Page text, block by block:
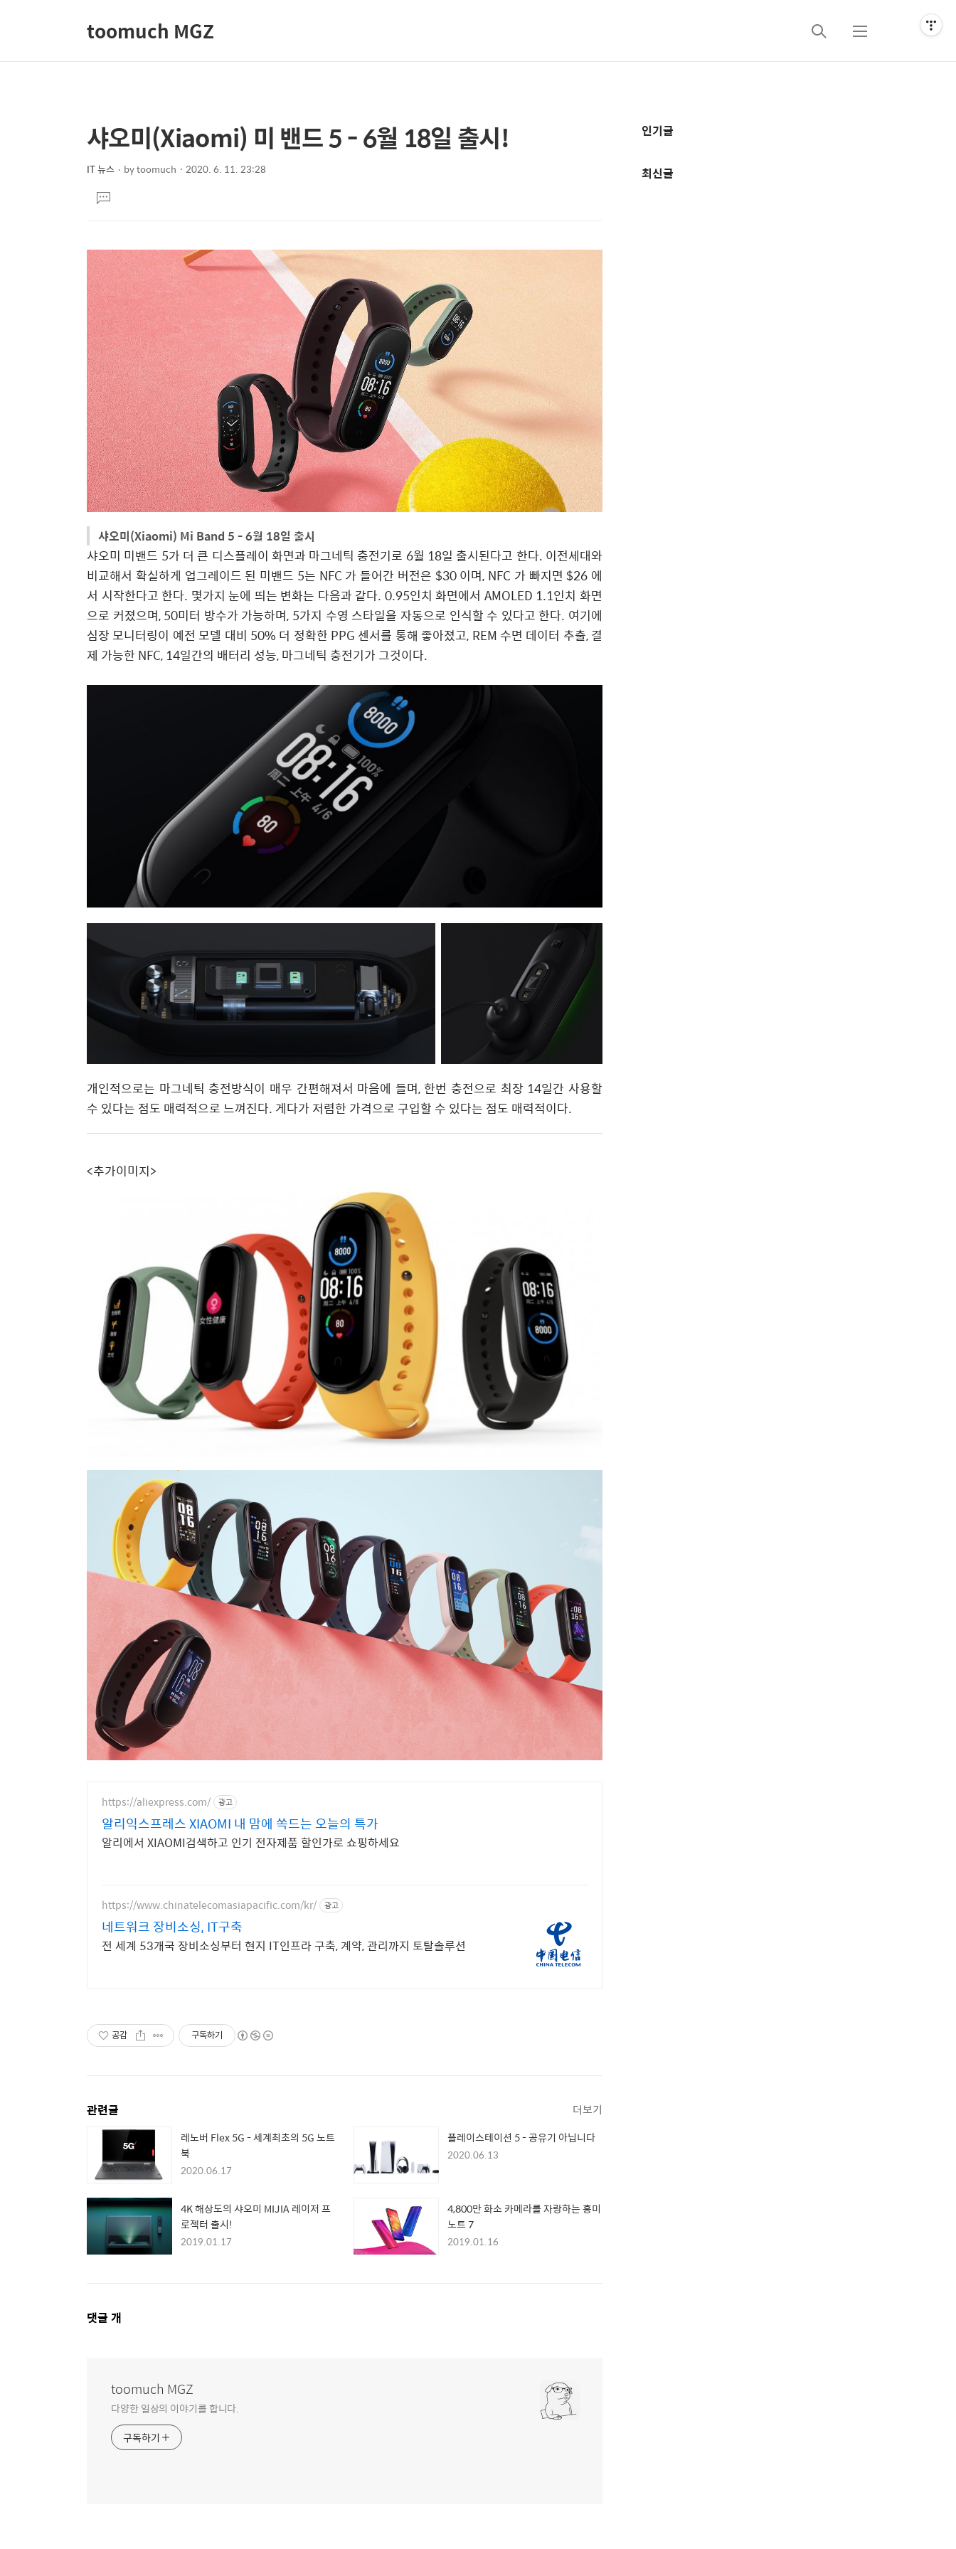
toomuch MGZ
검
메
상
컨
텐
본
문
제
샤오미(Xiaomi) 미 밴드 5 - 6월 18일 출시!
IT 뉴스 bytoomuch 2020. 6. 11. 23:28
문댓
글
샤오미(Xiaomi) Mi Band 5 - 6월 18일 출시
샤오미 미밴드 5가 더 큰 디스플레이 화면과 마그네틱 충전기로 6월 18일 출시된다고 한다. 이전세대와
비교해서 확실하게 업그레이드 된 미밴드 5는 NFC 가 들어간 버전은 $30 이며, NFC 가 빠지면 $26 에
서 시작한다고 한다. 몇가지 눈에 띄는 변화는 다음과 같다. 0.95인치 화면에서 AMOLED 1.1인치 화면
으로 커졌으며, 50미터 방수가 가능하며, 5가지 수영 스타일을 자동으로 인식할 수 있다고 한다. 여기에
심장 모니터링이 예전 모델 대비 50% 더 정확한 PPG 센서를 통해 좋아졌고, REM 수면 데이터 추출, 결
제 가능한 NFC, 14일간의 배터리 성능, 마그네틱 충전기가 그것이다.
개인적으로는 마그네틱 충전방식이 매우 간편해져서 마음에 들며, 한번 충전으로 최장 14일간 사용할
수 있다는 점도 매력적으로 느껴진다. 게다가 저렴한 가격으로 구입할 수 있다는 점도 매력적이다.
<추가이미지>
https://aliexpress.com/ 광고
알리익스프레스 XIAOMI 내 맘에 쏙드는 오늘의 특가
알리에서 XIAOMI검색하고 인기 전자제품 할인가로 쇼핑하세요
https://www.chinatelecomasiapacific.com/kr/ 광고
네트워크 장비소싱, IT구축
전 세계 53개국 장비소싱부터 현지 IT인프라 구축, 계약, 관리까지 토탈솔루션
공감 구독하기
관련글 더보기
레노버 Flex 5G - 세계최초의 5G 노트
북
2020.06.17
플레이스테이션 5 - 공유기 아닙니다
2020.06.13
4K 해상도의 샤오미 MIJIA 레이저 프
로젝터 출시!
2019.01.17
4,800만 화소 카메라를 자랑하는 홍미
노트 7
2019.01.16
댓
댓글 개
toomuch MGZ
다양한 일상의 이야기를 합니다.
구독하기
추
정
인기글
최신글